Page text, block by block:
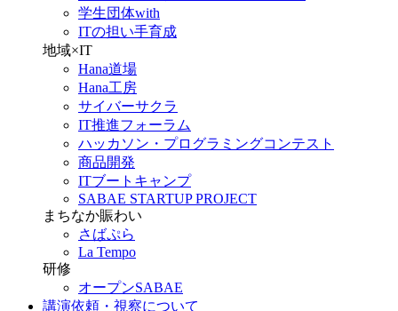
学生団体with
ITの担い手育成
地域×IT
Hana道場
Hana工房
サイバーサクラ
IT推進フォーラム
ハッカソン・プログラミングコンテスト
商品開発
ITブートキャンプ
SABAE STARTUP PROJECT
まちなか賑わい
さばぷら
La Tempo
研修
オープンSABAE
講演依頼・視察について